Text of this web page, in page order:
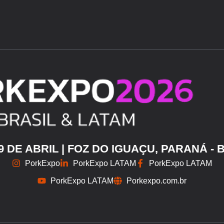
DE ABRIL | FOZ DO IGUAÇU, PARANÁ -
PorkExpo PorkExpo LATAM PorkExpo LATAM
PorkExpo LATAM Porkexpo.com.br